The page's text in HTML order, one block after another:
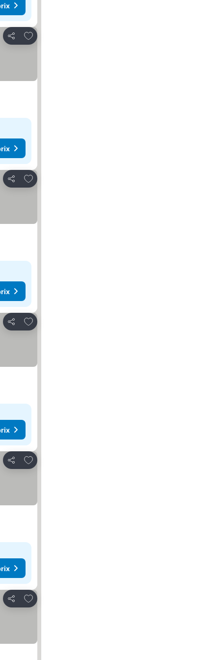
Partager
Ajouter à mes favoris
Partager
Ajouter à mes favoris
Partager
Ajouter à mes favoris
Partager
Ajouter à mes favoris
Partager
Ajouter à mes favoris